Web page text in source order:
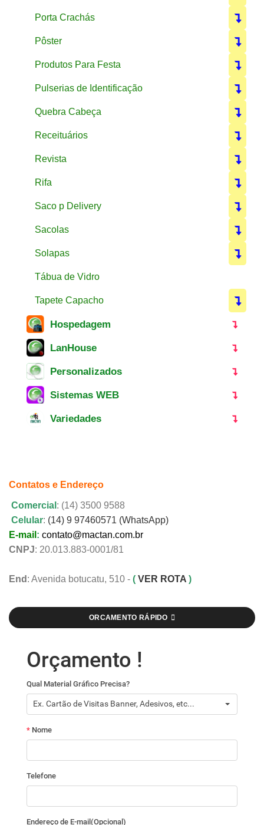
Porta Crachás
Pôster
Produtos Para Festa
Pulserias de Identificação
Quebra Cabeça
Receituários
Revista
Rifa
Saco p Delivery
Sacolas
Solapas
Tábua de Vidro
Tapete Capacho
Hospedagem
LanHouse
Personalizados
Sistemas WEB
Variedades
Contatos e Endereço
Comercial : (14) 3500 9588
Celular: (14) 9 97460571 (WhatsApp)
E-mail : contato@mactan.com.br
CNPJ: 20.013.883-0001/81
End : Avenida botucatu, 510 - ( VER ROTA )
ORCAMENTO RÁPIDO